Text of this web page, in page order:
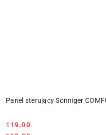
Panel sterujący Sonniger
119.00